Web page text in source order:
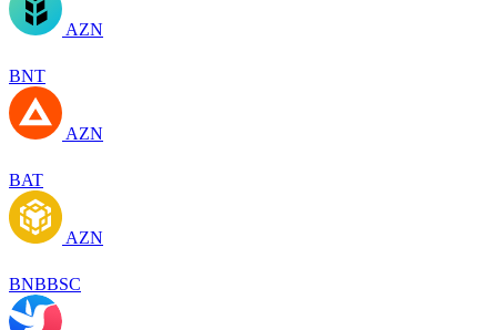
AZN
BNT
AZN
BAT
AZN
BNBBSC